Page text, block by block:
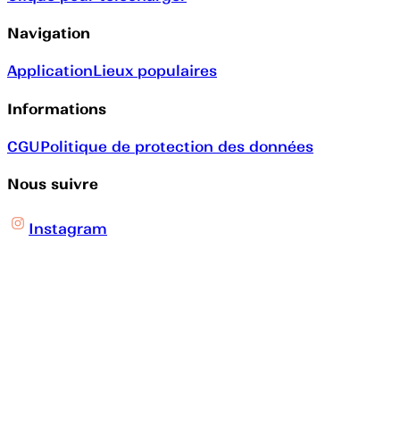
Navigation
ApplicationLieux populaires
Informations
CGUPolitique de protection des données
Nous suivre
Instagram